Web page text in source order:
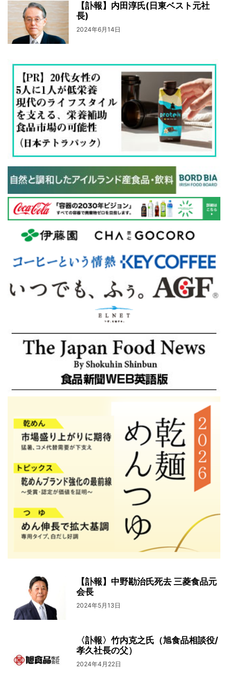
【訃報】内田淳氏(日東ベスト元社
長)
2024年6月14日
【訃報】中野勘治氏死去 三菱食品元
会長
2024年5月13日
〈訃報〉竹内克之氏（旭食品相談役/
孝久社長の父）
2024年4月22日